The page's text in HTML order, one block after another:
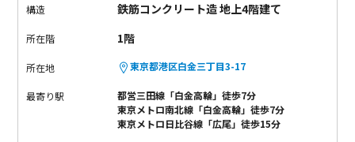
構造 鉄筋コンクリート造 地上4階建て
所在階 1階
所在地 東京都港区白金三丁目3-17
最寄り駅
都営三田線「白金高輪」徒歩7分
東京メトロ南北線「白金高輪」徒歩7分
東京メトロ日比谷線「広尾」徒歩15分